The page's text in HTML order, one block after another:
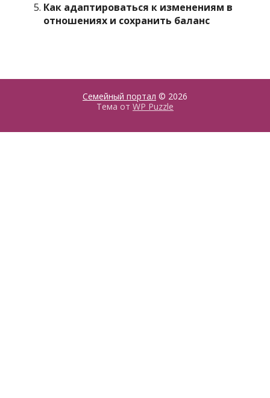
Как адаптироваться к изменениям в
отношениях и сохранить баланс
Семейный портал © 2026
Тема от WP Puzzle